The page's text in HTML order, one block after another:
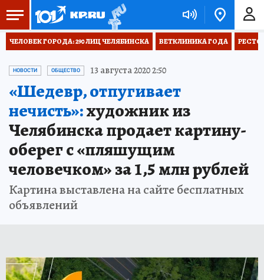
ЧЕЛОВЕК ГОРОДА: 290 ЛИЦ ЧЕЛЯБИНСКА ВЕТКЛИНИКА ГОДА
НОВОСТИ ОБЩЕСТВО 13 августа 2020 2:50
«Шедевр, отпугивает
нечисть»:художник из
Челябинска продает картину-
оберег с «пляшущим
человечком» за 1,5 млн рублей
Картина выставлена на сайте бесплатных
объявлений